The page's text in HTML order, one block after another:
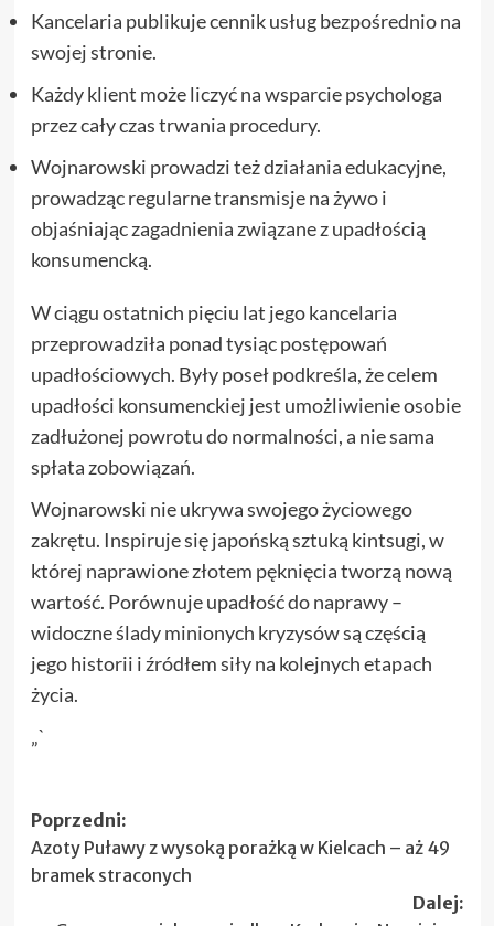
Kancelaria publikuje cennik usług bezpośrednio na
swojej stronie.
Każdy klient może liczyć na wsparcie psychologa
przez cały czas trwania procedury.
Wojnarowski prowadzi też działania edukacyjne,
prowadząc regularne transmisje na żywo i
objaśniając zagadnienia związane z upadłością
konsumencką.
W ciągu ostatnich pięciu lat jego kancelaria
przeprowadziła ponad tysiąc postępowań
upadłościowych. Były poseł podkreśla, że celem
upadłości konsumenckiej jest umożliwienie osobie
zadłużonej powrotu do normalności, a nie sama
spłata zobowiązań.
Wojnarowski nie ukrywa swojego życiowego
zakrętu. Inspiruje się japońską sztuką kintsugi, w
której naprawione złotem pęknięcia tworzą nową
wartość. Porównuje upadłość do naprawy –
widoczne ślady minionych kryzysów są częścią
jego historii i źródłem siły na kolejnych etapach
życia.
„`
Zobacz
wpisy
Poprzedni:
Azoty Puławy z wysoką porażką w Kielcach – aż 49
bramek straconych
Dalej: